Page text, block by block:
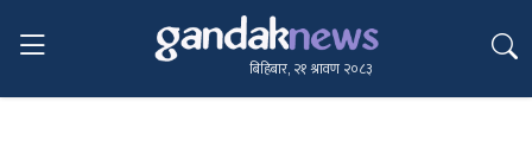
बिहिबार, २१ श्रावण २०८३